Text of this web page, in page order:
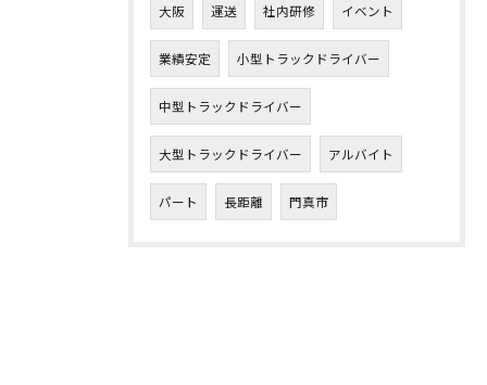
大阪 運送 社内研修 イベント
業績安定 小型トラックドライバー
中型トラックドライバー
大型トラックドライバー アルバイト
パート 長距離 門真市